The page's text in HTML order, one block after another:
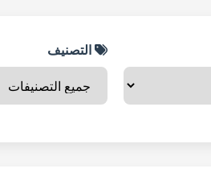
التصنيف